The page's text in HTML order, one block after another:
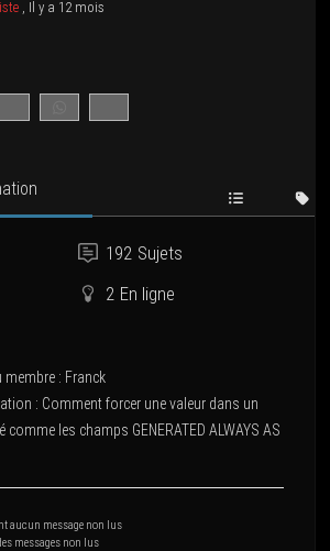
, Il y a 12 mois
192 Sujets
2 En ligne
membre : Franck
: Com­ment for­cer une valeur dans un
les champs GENERATED ALWAYS AS
aucun mes­sage non lus
mes­sages non lus